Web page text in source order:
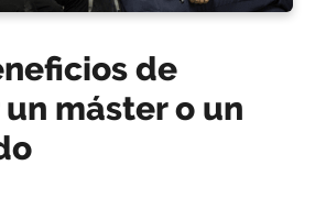
de
máster o un